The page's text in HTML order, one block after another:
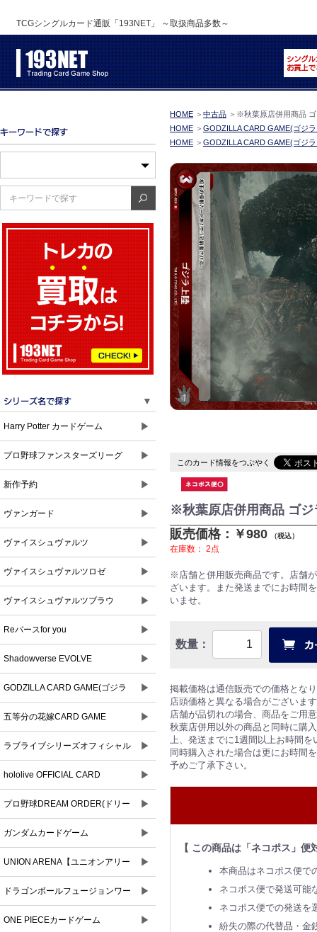
TCGシングルカード通販「193NET」 ～取扱商品多数～
▼
Harry Potter カードゲーム ▶
プロ野球ファンスターズリーグ ▶
新作予約 ▶
ヴァンガード ▶
ヴァイスシュヴァルツ ▶
ヴァイスシュヴァルツロゼ ▶
ヴァイスシュヴァルツブラウ ▶
Reバースfor you ▶
Shadowverse EVOLVE ▶
GODZILLA CARD GAME(ゴジラ
カードゲーム)
▶
五等分の花嫁CARD GAME ▶
ラブライブシリーズオフィシャル
カードゲーム
▶
hololive OFFICIAL CARD
GAME(ホロライブオフィシャルカ
ードゲーム)
▶
プロ野球DREAM ORDER(ドリー
ムオーダー)
▶
ガンダムカードゲーム ▶
UNION ARENA【ユニオンアリー
ナ】
▶
ドラゴンボールフュージョンワー
ルド
▶
ONE PIECEカードゲーム ▶
HOME ＞ 中古品 ＞ ※秋葉原店併用商品
HOME ＞ GODZILLA CARD GAME(ゴジ
HOME ＞ GODZILLA CARD GAME(ゴジ
このカード情報をつぶやく
※秋葉原店併用商品 ゴ
販売価格：￥980
（税込）
在庫数： 2点
※店舗と併用販売商品です。店舗
ざいます。また発送までにお時間
いませ。
数量：
掲載価格は通信販売での価格とな
店頭価格と異なる場合がございま
店舗が品切れの場合、商品をご用
秋葉店併用以外の商品と同時に購
上、発送までに1週間以上お時間
同時購入された場合は更にお時間
予めご了承下さい。
【 この商品は「ネコポス」便
本商品はネコポス便で
ネコポス便で発送可能
ネコポス便での発送を
紛失の際の代替品・金